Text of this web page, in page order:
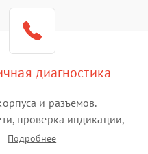
диагностика
и разъемов.
проверка индикации,
и кодов ошибок. Измерение
Подробнее